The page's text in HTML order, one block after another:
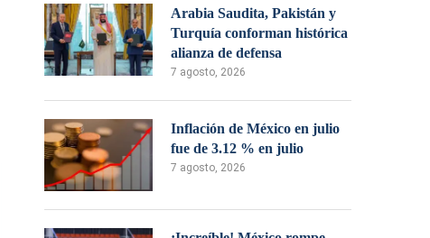
Arabia Saudita, Pakistán y
Turquía conforman histórica
alianza de defensa
7 agosto, 2026
Inflación de México en julio
fue de 3.12 % en julio
7 agosto, 2026